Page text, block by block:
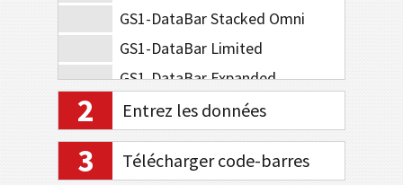
GS1-DataBar Stacked Omni
GS1-DataBar Limited
GS1-DataBar Expanded
GS1-DataBar Expanded Stacked
GS1-128 Composite Symbology
GS1-DataBar Composite
2 Entrez les données
3 Télécharger code-barres